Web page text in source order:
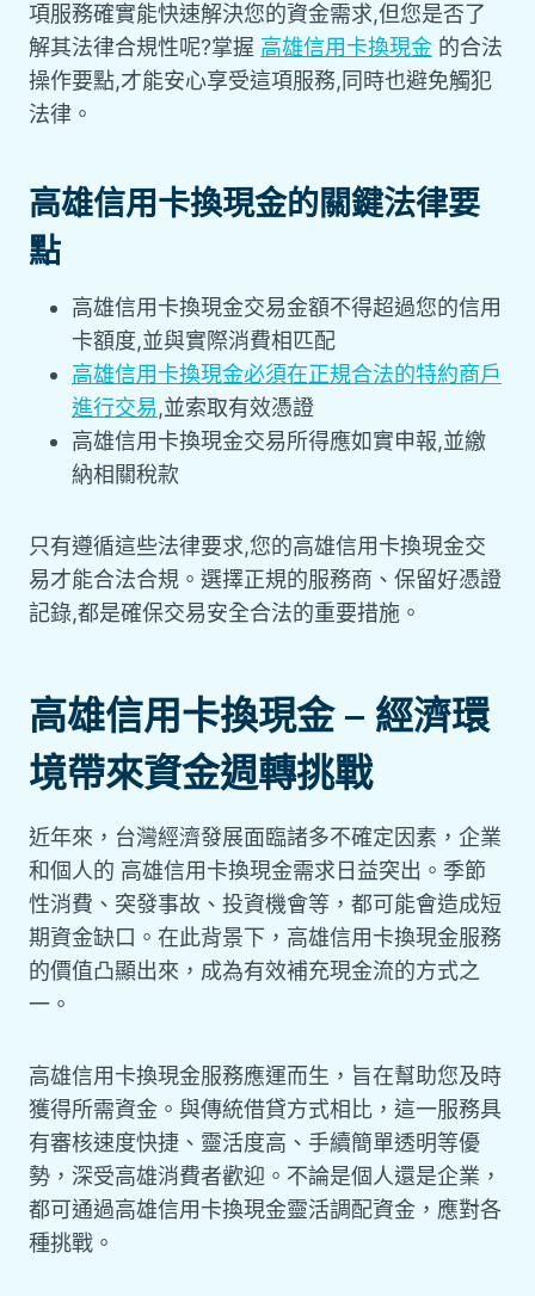
項服務確實能快速解決您的資金需求,但您是否了
解其法律合規性呢?掌握 高雄信用卡換現金 的合法
操作要點,才能安心享受這項服務,同時也避免觸犯
法律。
高雄信用卡換現金的關鍵法律要
點
高雄信用卡換現金交易金額不得超過您的信用
卡額度,並與實際消費相匹配
高雄信用卡換現金必須在正規合法的特約商戶
進行交易,並索取有效憑證
高雄信用卡換現金交易所得應如實申報,並繳
納相關稅款
只有遵循這些法律要求,您的高雄信用卡換現金交
易才能合法合規。選擇正規的服務商、保留好憑證
記錄,都是確保交易安全合法的重要措施。
高雄信用卡換現金 – 經濟環
境帶來資金週轉挑戰
近年來，台灣經濟發展面臨諸多不確定因素，企業
和個人的 高雄信用卡換現金需求日益突出。季節
性消費、突發事故、投資機會等，都可能會造成短
期資金缺口。在此背景下，高雄信用卡換現金服務
的價值凸顯出來，成為有效補充現金流的方式之
一。
高雄信用卡換現金服務應運而生，旨在幫助您及時
獲得所需資金。與傳統借貸方式相比，這一服務具
有審核速度快捷、靈活度高、手續簡單透明等優
勢，深受高雄消費者歡迎。不論是個人還是企業，
都可通過高雄信用卡換現金靈活調配資金，應對各
種挑戰。